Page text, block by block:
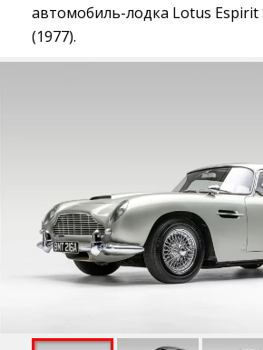
автомобиль-лодка Lotus
(1977).